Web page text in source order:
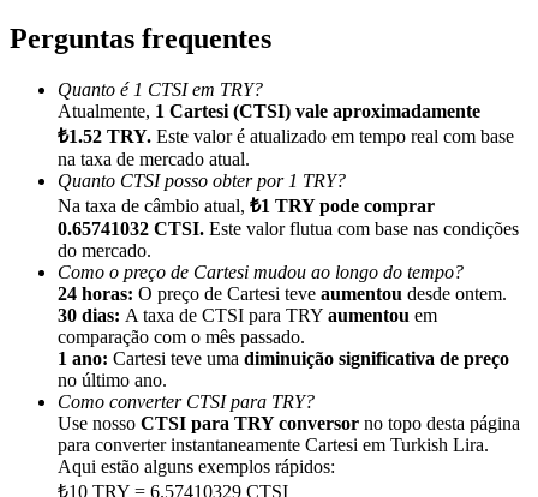
Indicação
Convide um amigo para receber recompensas em dinheiro
Deposit CASHCAT & Win
Deposit CASHCAT & Win
Share 500000 CASHCAT prize pool
Perguntas frequentes
Quanto é 1 CTSI em TRY?
Atualmente, 1 Cartesi (CTSI) vale aproximadamente
₺1.52 TRY. Este valor é atualizado em tempo real com base
na taxa de mercado atual.
Quanto CTSI posso obter por 1 TRY?
Na taxa de câmbio atual, ₺1 TRY pode comprar
0.65741032 CTSI. Este valor flutua com base nas condições
do mercado.
Como o preço de Cartesi mudou ao longo do tempo?
24 horas: O preço de Cartesi teve aumentou desde ontem.
30 dias: A taxa de CTSI para TRY aumentou em
comparação com o mês passado.
1 ano: Cartesi teve uma diminuição significativa de preço
no último ano.
Como converter CTSI para TRY?
Use nosso CTSI para TRY conversor no topo desta página
para converter instantaneamente Cartesi em Turkish Lira.
Aqui estão alguns exemplos rápidos:
₺10 TRY = 6.57410329 CTSI